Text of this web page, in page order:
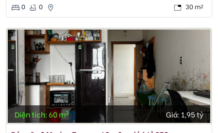
0 0 30 m2
Diện tích: 60 m2 Giá: 1,95 tỷ